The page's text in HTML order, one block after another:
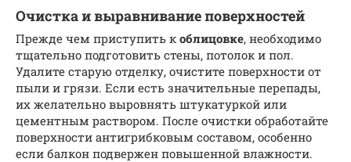
Очистка и выравнивание поверхностей
Прежде чем приступить к облицовке, необходимо
тщательно подготовить стены, потолок и пол.
Удалите старую отделку, очистите поверхности от
пыли и грязи. Если есть значительные перепады,
их желательно выровнять штукатуркой или
цементным раствором. После очистки обработайте
поверхности антигрибковым составом, особенно
если балкон подвержен повышенной влажности.